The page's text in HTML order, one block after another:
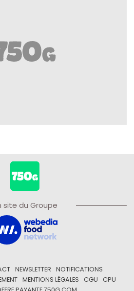
site du Groupe
NEWSLETTER
NOTIFICATIONS
MENTIONS LÉGALES CGU
CPU